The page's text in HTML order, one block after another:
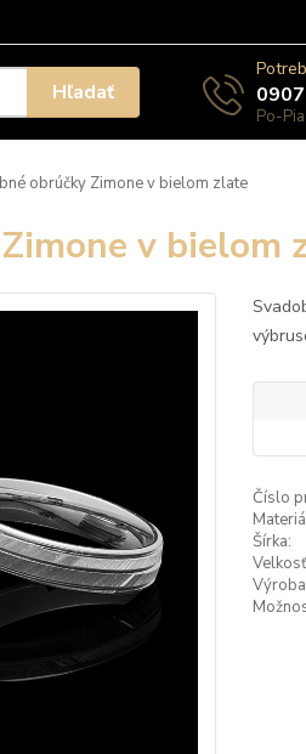
Hľadať
Po-
obrúčky Zimone v bielom zlate
v bielom
Číslo
Šírka: